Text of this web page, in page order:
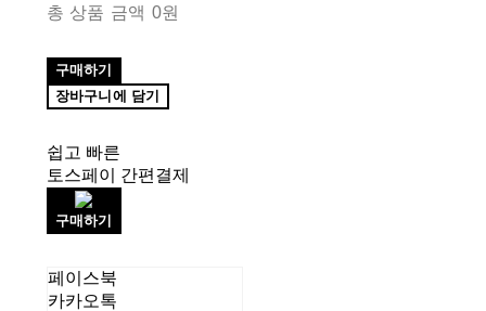
총 상품 금액 0원
구매하기
장바구니에 담기
쉽고 빠른
토스페이 간편결제
구매하기
페이스북
카카오톡